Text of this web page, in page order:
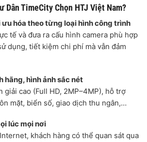
Dân TimeCity Chọn HTJ Việt Nam?
hóa theo từng loại hình công trình
tế và đưa ra cấu hình camera phù hợp
dụng, tiết kiệm chi phí mà vẫn đảm
hãng, hình ảnh sắc nét
giải cao (Full HD, 2MP–4MP), hỗ trợ
mặt, biển số, giao dịch thu ngân,…
lúc mọi nơi
khách hàng có thể quan sát qua